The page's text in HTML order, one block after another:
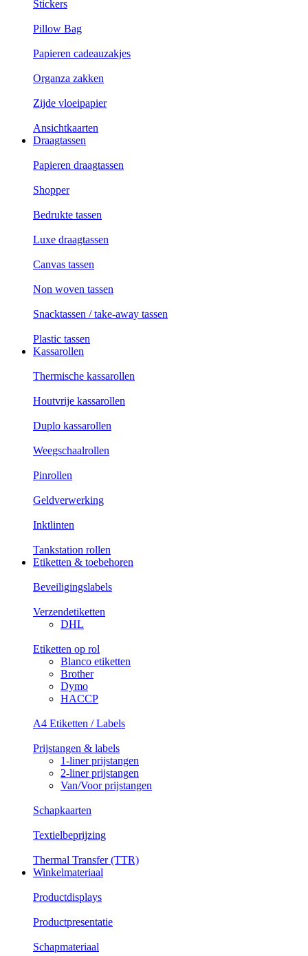
Stickers
Pillow Bag
Papieren cadeauzakjes
Organza zakken
Zijde vloeipapier
Ansichtkaarten
Draagtassen
Papieren draagtassen
Shopper
Bedrukte tassen
Luxe draagtassen
Canvas tassen
Non woven tassen
Snacktassen / take-away tassen
Plastic tassen
Kassarollen
Thermische kassarollen
Houtvrije kassarollen
Duplo kassarollen
Weegschaalrollen
Pinrollen
Geldverwerking
Inktlinten
Tankstation rollen
Etiketten & toebehoren
Beveiligingslabels
Verzendetiketten
DHL
Etiketten op rol
Blanco etiketten
Brother
Dymo
HACCP
A4 Etiketten / Labels
Prijstangen & labels
1-liner prijstangen
2-liner prijstangen
Van/Voor prijstangen
Schapkaarten
Textielbeprijzing
Thermal Transfer (TTR)
Winkelmateriaal
Productdisplays
Productpresentatie
Schapmateriaal